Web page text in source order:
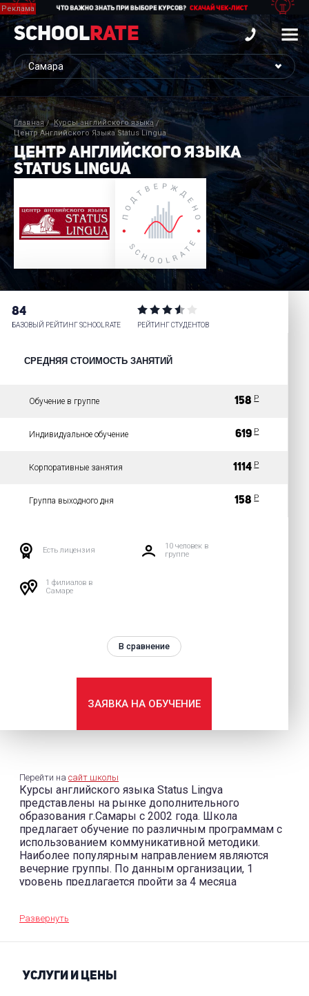
School Rate
Главная
Курсы английского языка
Центр Английского Языка Status Lingua
ЦЕНТР АНГЛИЙСКОГО ЯЗЫКА
STATUS LINGUA
84
БАЗОВЫЙ РЕЙТИНГ SCHOOLRATE РЕЙТИНГ СТУДЕНТОВ
СРЕДНЯЯ СТОИМОСТЬ ЗАНЯТИЙ
Обучение в группе 158 Р
Индивидуальное обучение 619 Р
Корпоративные занятия 1114 Р
Группа выходного дня 158 Р
Есть лицензия
10 человек в
группе
1 филиалов в
Самаре
ЗАЯВКА НА ОБУЧЕНИЕ
В сравнение
Перейти на сайт школы
Курсы английского языка Status Lingva
представлены на рынке дополнительного
образования г.Самары с 2002 года. Школа
предлагает обучение по различным программам с
использованием коммуникативной методики.
Наиболее популярным направлением являются
вечерние группы. По данным организации, 1
уровень предлагается пройти за 4 месяца
по той или иной программе необходимо уточнять у
Развернуть
УСЛУГИ И ЦЕНЫ